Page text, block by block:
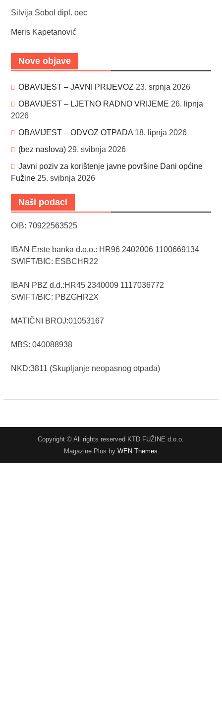
Silvija Sobol dipl. oec
Meris Kapetanović
Nove objave
OBAVIJEST – JAVNI PRIJEVOZ 23. srpnja 2026
OBAVIJEST – LJETNO RADNO VRIJEME 26. lipnja
2026
OBAVIJEST – ODVOZ OTPADA 18. lipnja 2026
(bez naslova) 29. svibnja 2026
Javni poziv za korištenje javne površine Dani općine
Fužine 25. svibnja 2026
Naši podaci
OIB: 70922563525
IBAN Erste banka d.o.o.: HR96 2402006 1100669134
SWIFT/BIC: ESBCHR22
IBAN PBZ d.d.:HR45 2340009 1117036772
SWIFT/BIC: PBZGHR2X
MATIČNI BROJ:01053167
MBS: 040088938
NKD:3811 (Skupljanje neopasnog otpada)
Copyright © All rights reserved KTD FUŽINE d.o.o.
Magazine Plus byWEN Themes